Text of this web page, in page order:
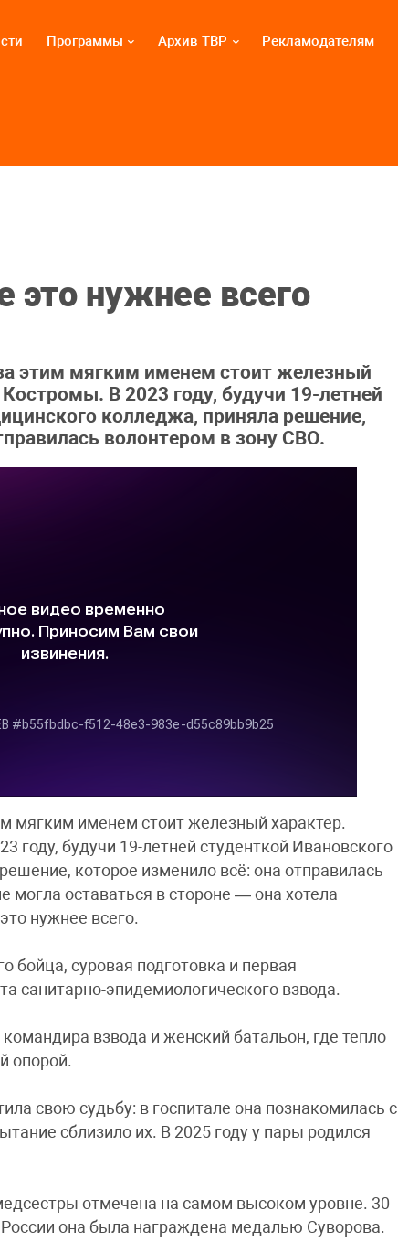
Программы Архив ТВР Рекламодателям
это нужнее всего
этим мягким именем стоит железный
В 2023 году, будучи 19-летней
колледжа, приняла решение,
волонтером в зону СВО.
мягким именем стоит железный характер.
году, будучи 19-летней студенткой Ивановского
которое изменило всё: она отправилась
могла оставаться в стороне — она хотела
нужнее всего.
бойца, суровая подготовка и первая
санитарно-эпидемиологического взвода.
взвода и женский батальон, где тепло
опорой.
свою судьбу: в госпитале она познакомилась с
сблизило их. В 2025 году у пары родился
отмечена на самом высоком уровне. 30
она была награждена медалью Суворова.